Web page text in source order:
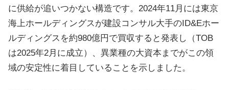
に供給が追いつかない構造です。2024年11月には東京
海上ホールディングスが建設コンサル大手のID&Eホー
ルディングスを約980億円で買収すると発表し（TOB
は2025年2月に成立）、異業種の大資本までがこの領
域の安定性に着目していることを示しました。